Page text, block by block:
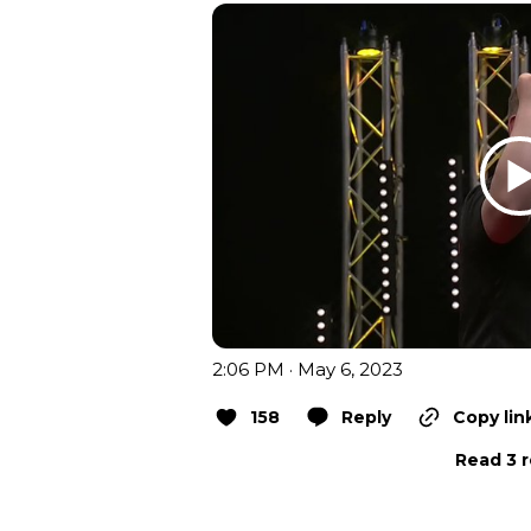
2:06 PM · May 6, 2023
158 Reply
Copy
Read 3